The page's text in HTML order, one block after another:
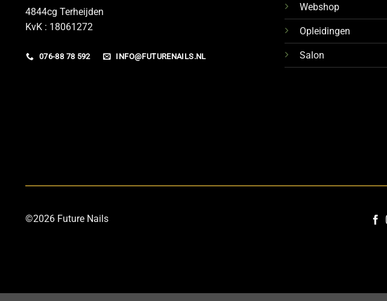
4844cg Terheijden
KvK : 18061272
076-88 78 592 INFO@FUTURENAILS.NL
Webshop
Opleidingen
Salon
©2026 Future Nails